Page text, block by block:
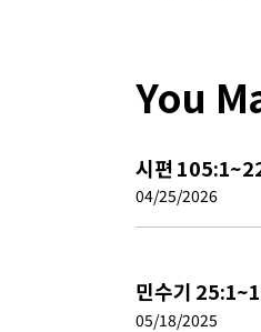
You
시편
04/25/2026
민수기
05/18/2025